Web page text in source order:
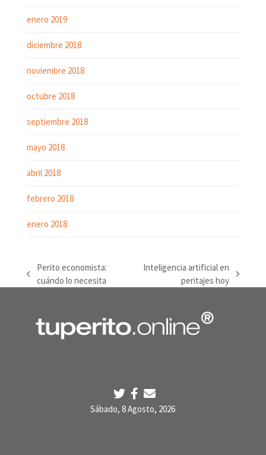
enero 2019
diciembre 2018
noviembre 2018
octubre 2018
septiembre 2018
mayo 2018
abril 2018
febrero 2018
enero 2018
previous
Perito economista:
cuándo lo necesita
Inteligencia artificial en
peritajes hoy
Sábado, 8 Agosto, 2026